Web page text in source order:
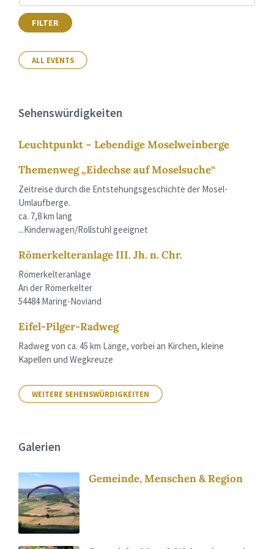
FILTER
ALL EVENTS
Sehenswürdigkeiten
Leuchtpunkt – Lebendige Moselweinberge
Themenweg „Eidechse auf Moselsuche“
Zeitreise durch die Entstehungsgeschichte der Mosel-
Umlaufberge.
ca. 7,8 km lang
...Kinderwagen/Rollstuhl geeignet
Römerkelteranlage III. Jh. n. Chr.
Römerkelteranlage
An der Römerkelter
54484 Maring-Noviand
Eifel-Pilger-Radweg
Radweg von ca. 45 km Länge, vorbei an Kirchen, kleine
Kapellen und Wegkreuze
WEITERE SEHENSWÜRDIGKEITEN
Galerien
Gemeinde, Menschen & Region